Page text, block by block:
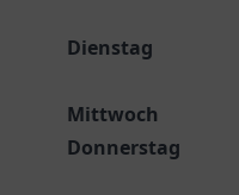
Dienstag
Mittwoch
Donnerstag